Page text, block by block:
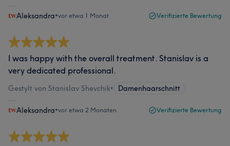
Aleksandra•vor etwa 1 Monat Verifizierte Bewertung
I was happy with the overall treatment. Stanislav is a
very dedicated professional.
Gestylt von Stanislav Shevchik• Damenhaarschnitt
Aleksandra•vor etwa 2 Monaten Verifizierte Bewertung